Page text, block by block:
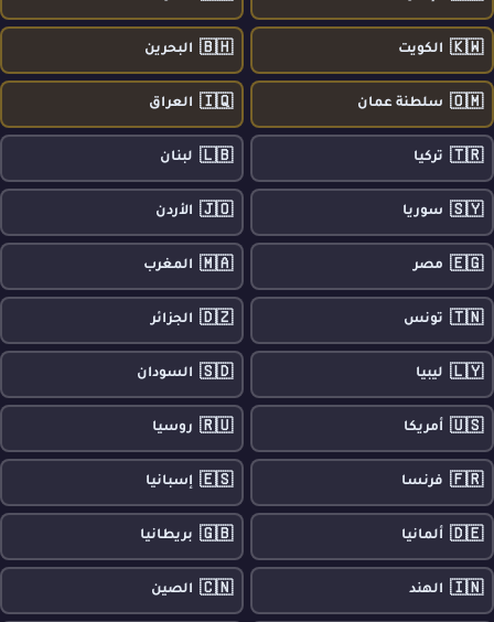
🇰🇼 الكويت 🇧🇭 البحرين
🇴🇲 سلطنة عمان 🇮🇶 العراق
🇹🇷 تركيا 🇱🇧 لبنان
🇸🇾 سوريا 🇯🇴 الأردن
🇪🇬 مصر 🇲🇦 المغرب
🇹🇳 تونس 🇩🇿 الجزائر
🇱🇾 ليبيا 🇸🇩 السودان
🇺🇸 أمريكا 🇷🇺 روسيا
🇫🇷 فرنسا 🇪🇸 إسبانيا
🇩🇪 ألمانيا 🇬🇧 بريطانيا
🇮🇳 الهند 🇨🇳 الصين